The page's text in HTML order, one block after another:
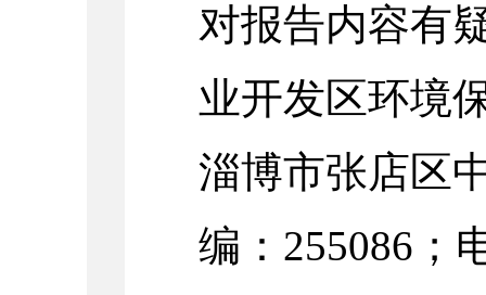
对报告内容有
业开发区环境
淄博市张店区
编：255086；